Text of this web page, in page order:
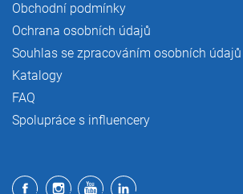
Obchodní podmínky
Ochrana osobních údajů
Souhlas se zpracováním osobních údajů
Katalogy
FAQ
Spolupráce s influencery